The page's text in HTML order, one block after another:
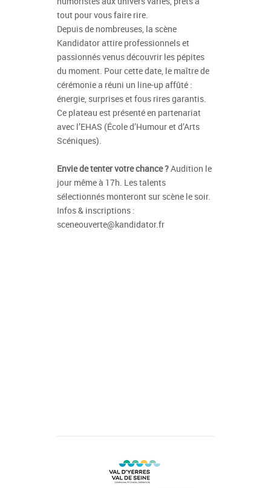
tout pour vous faire rire.
Depuis de nombreuses, la scène
Kandidator attire professionnels et
passionnés venus découvrir les pépites
du moment. Pour cette date, le maître de
cérémonie a réuni un line-up affûté :
énergie, surprises et fous rires garantis.
Ce plateau est présenté en partenariat
avec l’EHAS (École d’Humour et d’Arts
Scéniques).
Envie de tenter votre chance ?Audition le
jour même à 17h. Les talents
sélectionnés monteront sur scène le soir.
Infos & inscriptions :
sceneouverte@kandidator.fr